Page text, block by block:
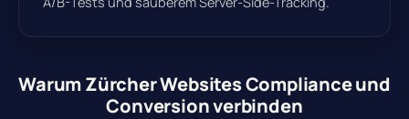
Warum Zürcher Websites Compliance und
Conversion verbinden